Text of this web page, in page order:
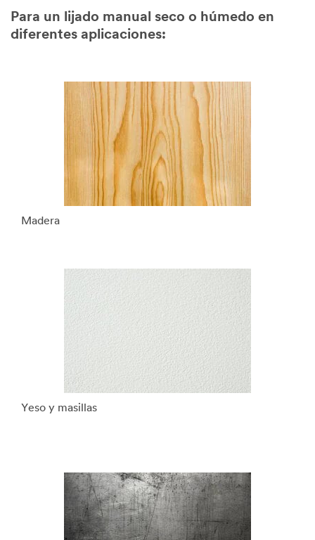
Para un lijado manual seco o húmedo en
diferentes aplicaciones:
Madera
Yeso y masillas